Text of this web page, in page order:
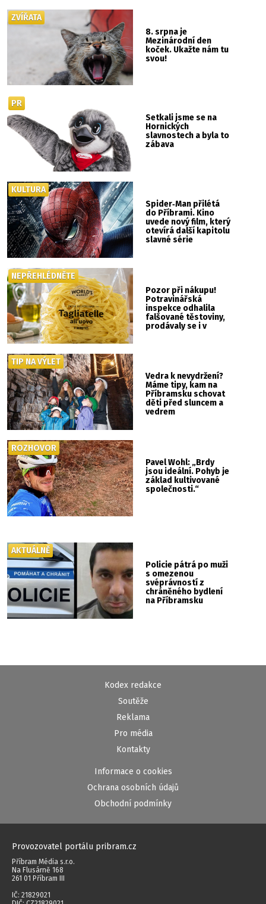
8. srpna je
Mezinárodní den
koček. Ukažte nám tu
svou!
ZVÍŘATA
Setkali jsme se na
Hornických
slavnostech a byla to
zábava
PR
Spider‑Man přilétá
do Příbrami. Kino
uvede nový film, který
otevírá další kapitolu
slavné série
KULTURA
Pozor při nákupu!
Potravinářská
inspekce odhalila
falšované těstoviny,
prodávaly se i v
NEPŘEHLÉDNĚTE
Vedra k nevydržení?
Máme tipy, kam na
Příbramsku schovat
děti před sluncem a
vedrem
TIP NA VÝLET
Pavel Wohl: „Brdy
jsou ideální. Pohyb je
základ kultivované
společnosti.“
ROZHOVOR
Policie pátrá po muži
s omezenou
svéprávností z
chráněného bydlení
na Příbramsku
AKTUÁLNĚ
Kodex redakce
Soutěže
Reklama
Pro média
Kontakty
Informace o cookies
Ochrana osobních údajů
Obchodní podmínky
Provozovatel portálu pribram.cz
Příbram Média s.r.o.
Na Flusárně 168
261 01 Příbram III
IČ: 21829021